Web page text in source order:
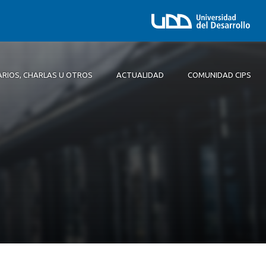
CHARLAS U OTROS ACTUALIDAD COMUNIDAD CIPS